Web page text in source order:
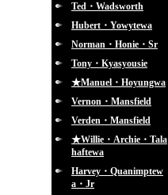
Ted・Wadsworth
Hubert・Yowytewa
Norman・Honie・Sr
Tony・Kyasyousie
★Manuel・Hoyungwa
Vernon・Mansfield
Verden・Mansfield
★Willie・Archie・Tala
haftewa
Harvey・Quanimptew
a・Jr